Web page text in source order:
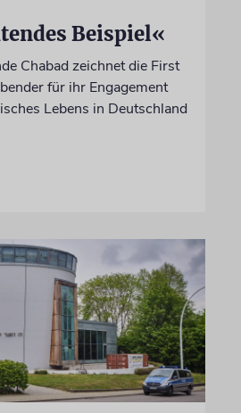
Beispiel«
Chabad zeichnet die First
für ihr Engagement
Lebens in Deutschland